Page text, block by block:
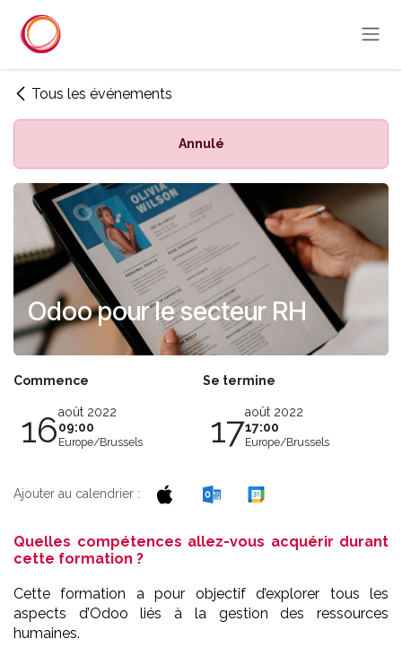
Tous les événements
Annulé
Odoo pour le secteur RH
Commence
16août 2022
09:00
Europe/Brussels
Se termine
17août 2022
17:00
Europe/Brussels
Ajouter au calendrier :
Quelles compétences allez-vous acquérir durant
cette formation ?
Cette formation a pour objectif d’explorer tous les
aspects d’Odoo liés à la gestion des ressources
humaines.